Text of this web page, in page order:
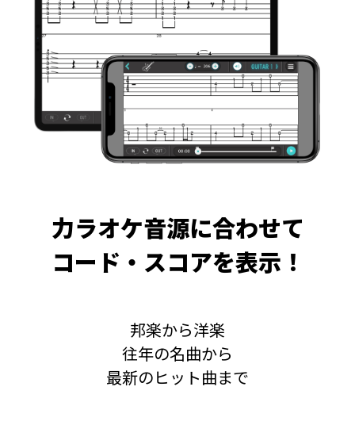
力ラオケ音源に合わせて
コード・スコアを表示！
邦楽から洋楽
往年の名曲から
最新のヒット曲まで